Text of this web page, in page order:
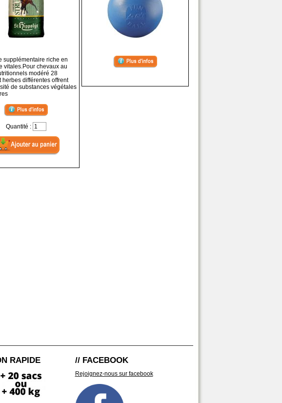
supplémentaire riche en
vitales.Pour chevaux au
modéré 28
herbes différentes offrent
de substances végétales
Quantité :
RAPIDE // FACEBOOK
Rejoignez-nous sur facebook